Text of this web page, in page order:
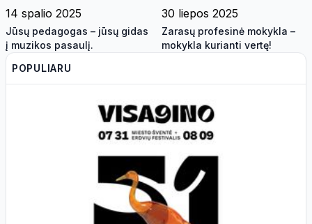
14 spalio 2025
Jūsų pedagogas – jūsų gidas
į muzikos pasaulį.
30 liepos 2025
Zarasų profesinė mokykla –
mokykla kurianti vertę!
POPULIARU